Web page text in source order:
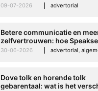
kunt negeren
09-07-2026 advertorial
Betere communicatie en
zelfvertrouwen: hoe
Imelda helpt om te groeien in
30-06-2026
Dove tolk en horende tolk
gebarentaal: wat is het